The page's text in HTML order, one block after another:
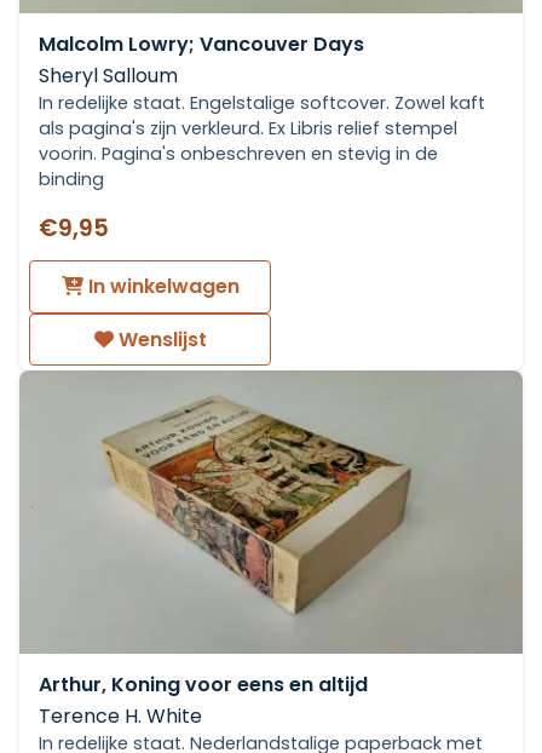
Malcolm Lowry; Vancouver Days
Sheryl Salloum
In redelijke staat. Engelstalige softcover. Zowel kaft
als pagina's zijn verkleurd. Ex Libris relief stempel
voorin. Pagina's onbeschreven en stevig in de
binding
€9,95
In winkelwagen
Wenslijst
Arthur, Koning voor eens en altijd
Terence H. White
In redelijke staat. Nederlandstalige paperback met